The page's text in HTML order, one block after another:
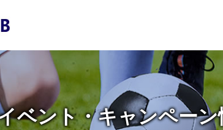
ベント・キャンペーン